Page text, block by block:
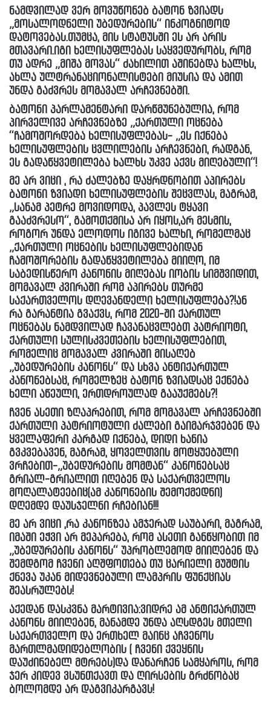
ნამდვილად ვერ მოვუწონებ ბატონ ზვიადს
„მოსალოდნელი უბედურების“ ინკოგნიტოდ
დატოვებას.თუმცა, მის სტატუსში ეს არ არის
მთავარი.იგი ხელისუფლებას საყვედურობს, რომ
თუ ადრე „მიშა მოვას“ ძახილით აშინებდა ხალხს,
ახლა ულტრანაციონალისტები მიუსია და ამით
უნდა გაძვრეს მომავალ არჩევნებში.
ბატონი პარლამენტარი დარწმუნებულია, რომ
პირველივე არჩევნებზე „ქართული ოცნება
“ჩამოშორდება ხელისუფლებას- „ეს იქნება
ხელისუფლების ცვლილების არჩევნები, რადგან,
ეს გადაწყვეტილება ხალხს უკვე აქვს მიღებული“!
მე არ ვიცი , რა ძალებზე დაყრდნობით აპირებს
ბატონი ზვიადი ხელისუფლების შეცვლას, მაგრამ,
„სანამ პეტრე მოვიდოდა, პავლეს ტყავი
გააძვრესო“, გამოთქმისა არ იყოს,არ მესმის,
როგორ უნდა ელოდოს იგივე ხალხი, რომელმაც
„ქართული ოცნების ხელისუფლებიდან
ჩამოშორების გადაწყვეტილება მიიღო, იმ
საბედისწერო კანონის მიღებას იობის სიმშვიდით,
მომავალ კვირაში რომ აპირებს თურმე
საქართველოს დღევანდელი ხელისუფლება?!ან
რა გარანტია გვაქვს, რომ 2020-ში ქართულ
ოცნებას ნამდვილად ჩავანაცვლებთ პატრიოტი,
ქართული სულისკვეთების ხელისუფლებით,
რომელიც მომავალ კვირაში მისაღებ
„უბედურების კანონს“ და სხვა ანტიქართულ
კანონებსაც, რომელზეც ბატონ ზვიადსაც ექნება
ხელი აწეული, ერთდროულად გააუქმებს?!
ჩვენ ასეთი ზღაპრებით, რომ მომავალ არჩევნებში
ქართული პატრიოტული ძალები გაიმარჯვებენ და
ყველაფერი კარგად იქნება, დიდი ხანია
გვკვებავენ, მაგრამ, ყოველთვის მოტყუებული
ვრჩებით-„უბედურების მომტან“ კანონებსაც
გრიალ-გრიალით იღებენ და საქართველოს
მოღალატეებიც(ამ კანონების შემოქმედნი)
დღემდე დაუსჯელნი რჩებიან!!!
მე არ ვიცი ,რა კანონზეა ამჯერად საუბარი, მაგრამ,
იმაში ეჭვი არ მეპარება, რომ ასეთი განწყობით იმ
„უბედურების კანონს“ უპრობლემოდ მიიღებენ და
შემდგომ ჩვენი აღშფოთება თუ ცარიელი მუშტის
ქნევა უკან მიდევნებული ლამპრის ფუნქციას
შეასრულებს!
აქედან დასკვნა მარტივია:ვიდრე ამ ანტიქართულ
კანონს მიიღებენ, მანამდე უნდა აღსდგეს მთელი
საქართველო და ერთხელ მაინც აჩვენოს
მართლმადიდებლობის ( ჩვენი ქვეყნის
დაუძინებელ მტრებს)და დანარჩენ სამყაროს, რომ
ჯერ კიდევ ვსუნთქავთ და ღირსების გრძნობაც
ბოლომდე არ დაგვიკარგავს!